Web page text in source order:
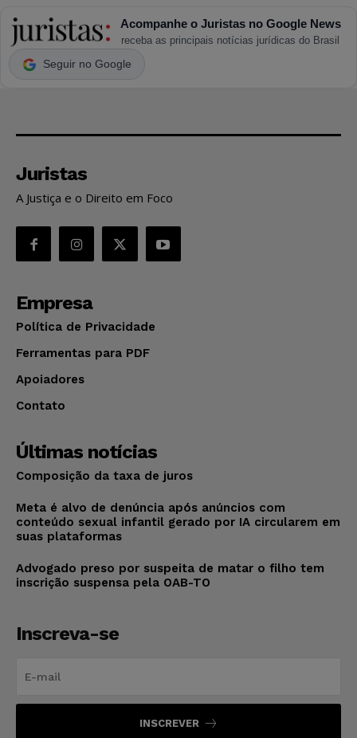
Acompanhe o Juristas no Google News
receba as principais notícias jurídicas do Brasil
Seguir no Google
Juristas
A Justiça e o Direito em Foco
Empresa
Política de Privacidade
Ferramentas para PDF
Apoiadores
Contato
Últimas notícias
Composição da taxa de juros
Meta é alvo de denúncia após anúncios com
conteúdo sexual infantil gerado por IA circularem em
suas plataformas
Advogado preso por suspeita de matar o filho tem
inscrição suspensa pela OAB-TO
Inscreva-se
INSCREVER